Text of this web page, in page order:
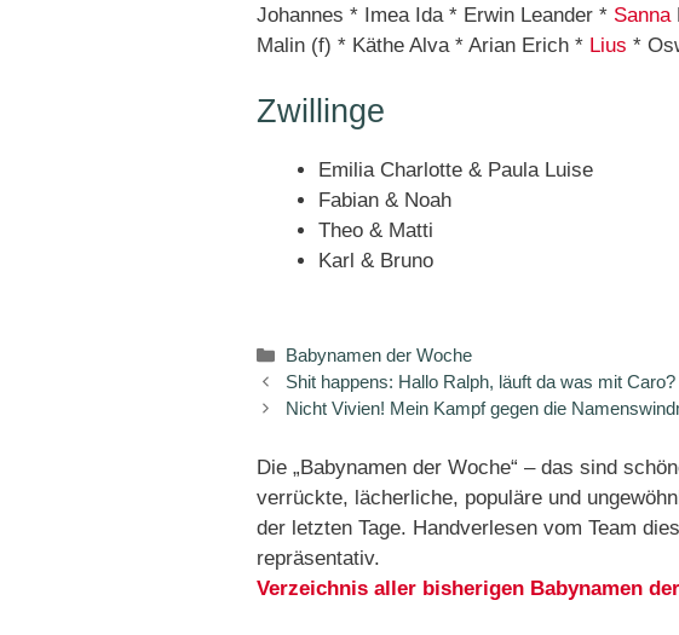
Johannes * Imea Ida * Erwin Leander * Sanna
Malin (f) * Käthe Alva * Arian Erich * Lius *
Zwillinge
Emilia Charlotte & Paula Luise
Fabian & Noah
Theo & Matti
Karl & Bruno
Kategorien
Babynamen der Woche
Shit happens: Hallo Ralph, läuft da was mit Caro?
Nicht Vivien! Mein Kampf gegen die
Die „Babynamen der Woche“ – das sind
verrückte, lächerliche, populäre und
der letzten Tage. Handverlesen vom Team
repräsentativ.
Verzeichnis aller bisherigen Babynamen